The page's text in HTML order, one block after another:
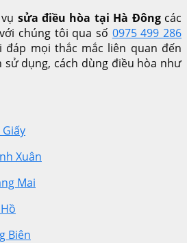
sửa điều hòa tại Hà Đôngcác
chúng tôi qua số 0975 499 286
đáp mọi thắc mắc liên quan đến
sử dụng, cách dùng điều hòa như
Xuân
Mai
Biên